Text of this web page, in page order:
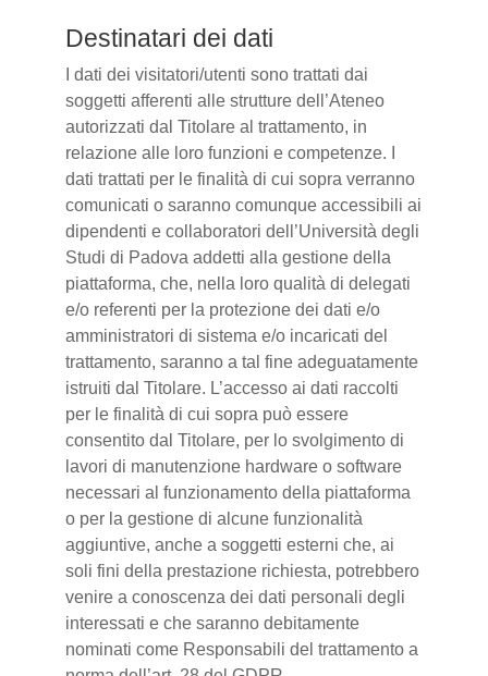
Destinatari dei dati
I dati dei visitatori/utenti sono trattati dai
soggetti afferenti alle strutture dell’Ateneo
autorizzati dal Titolare al trattamento, in
relazione alle loro funzioni e competenze. I
dati trattati per le finalità di cui sopra verranno
comunicati o saranno comunque accessibili ai
dipendenti e collaboratori dell’Università degli
Studi di Padova addetti alla gestione della
piattaforma, che, nella loro qualità di delegati
e/o referenti per la protezione dei dati e/o
amministratori di sistema e/o incaricati del
trattamento, saranno a tal fine adeguatamente
istruiti dal Titolare. L’accesso ai dati raccolti
per le finalità di cui sopra può essere
consentito dal Titolare, per lo svolgimento di
lavori di manutenzione hardware o software
necessari al funzionamento della piattaforma
o per la gestione di alcune funzionalità
aggiuntive, anche a soggetti esterni che, ai
soli fini della prestazione richiesta, potrebbero
venire a conoscenza dei dati personali degli
interessati e che saranno debitamente
nominati come Responsabili del trattamento a